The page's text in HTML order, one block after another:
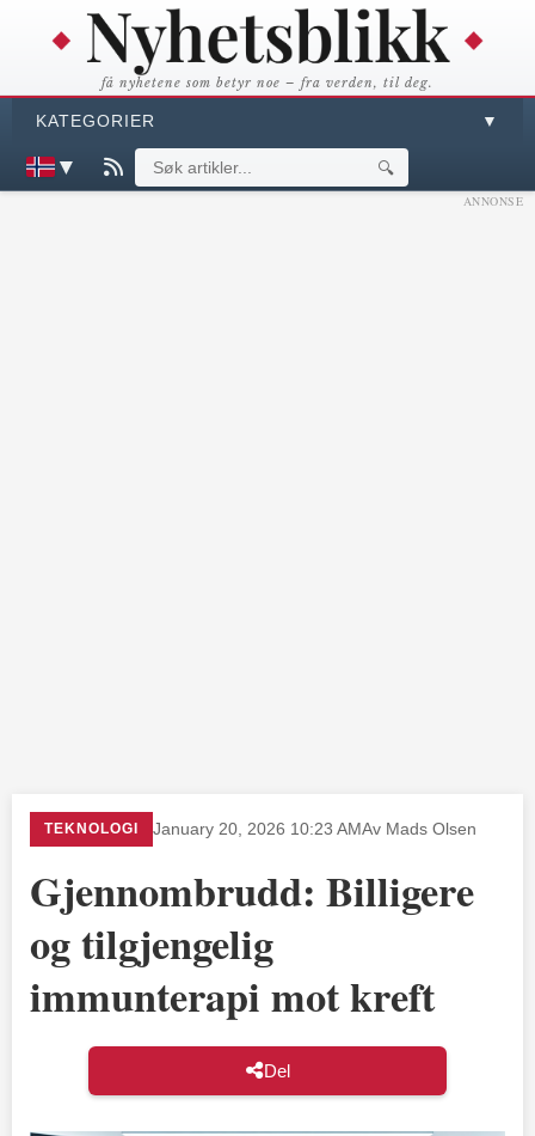
få nyhetene som betyr noe – fra verden, til deg.
KATEGORIER ▼
▼ 🔍
ANNONSE
TEKNOLOGI January 20, 2026 10:23 AMAv Mads Olsen
Gjennombrudd: Billigere
og tilgjengelig
immunterapi mot kreft
Del